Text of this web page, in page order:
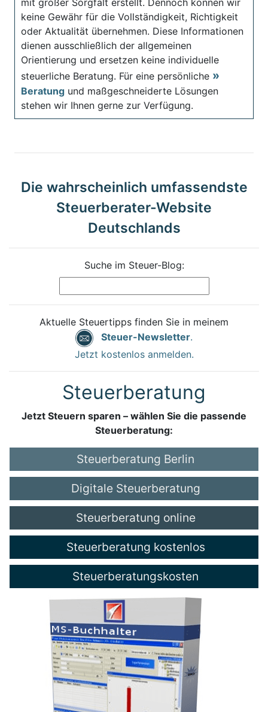
keine Gewähr für die Vollständigkeit, Richtigkeit
oder Aktualität übernehmen. Diese Informationen
dienen ausschließlich der allgemeinen
Orientierung und ersetzen keine individuelle
steuerliche Beratung. Für eine persönliche
Beratung und maßgeschneiderte Lösungen
stehen wir Ihnen gerne zur Verfügung.
Die wahrscheinlich umfassendste
Steuerberater-Website
Deutschlands
Suche im Steuer-Blog:
Aktuelle Steuertipps finden Sie in meinem
Steuer-Newsletter.
Jetzt kostenlos anmelden.
Steuerberatung
Jetzt Steuern sparen – wählen Sie die passende
Steuerberatung:
Steuerberatung Berlin
Digitale Steuerberatung
Steuerberatung online
Steuerberatung kostenlos
Steuerberatungskosten